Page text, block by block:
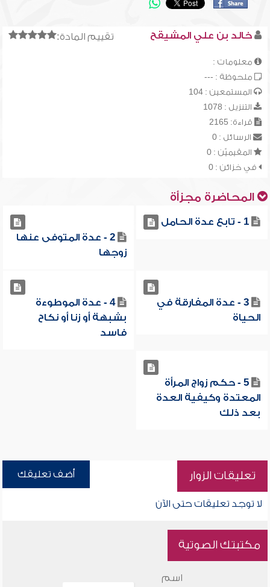
تقييم المادة: خالد بن علي المشيقح
معلومات :
ملحوظة : ---
المستمعين : 104
التنزيل : 1078
قراءة: 2165
الرسائل : 0
المقيميّن : 0
في خزائن : 0
المحاضرة مجزأة
1 - تابع عدة الحامل
2 - عدة المتوفى عنها
زوجها
3 - عدة المفارقة في
الحياة
4 - عدة الموطوءة
بشبهة أو زنا أو نكاح
فاسد
5 - حكم زواج المرأة
المعتدة وكيفية العدة
بعد ذلك
تعليقات الزوار أضف تعليقك
لا توجد تعليقات حتى الآن
مكتبتك الصوتية
اسم